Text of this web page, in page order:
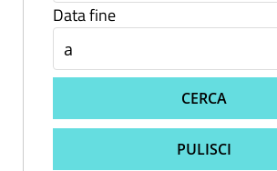
Data fine
CERCA
PULISCI